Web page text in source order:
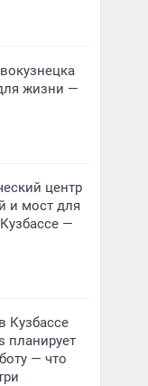
жизни —
центр
и мост для
—
Кузбассе
планирует
— что